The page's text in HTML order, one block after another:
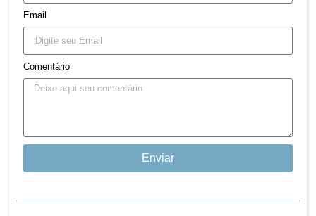
Email
Comentário
Enviar